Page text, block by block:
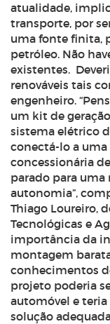
atualidade,
transporte, por
uma fonte finita,
petróleo. Não
existentes.
renováveis tais
engenheiro.
um kit de
sistema elétrico
conectá-lo a
concessionária
parado para uma
autonomia”,
Thiago Loureiro,
Tecnológicas e
importância da
montagem
conhecimentos
projeto poderia
automóvel e
solução